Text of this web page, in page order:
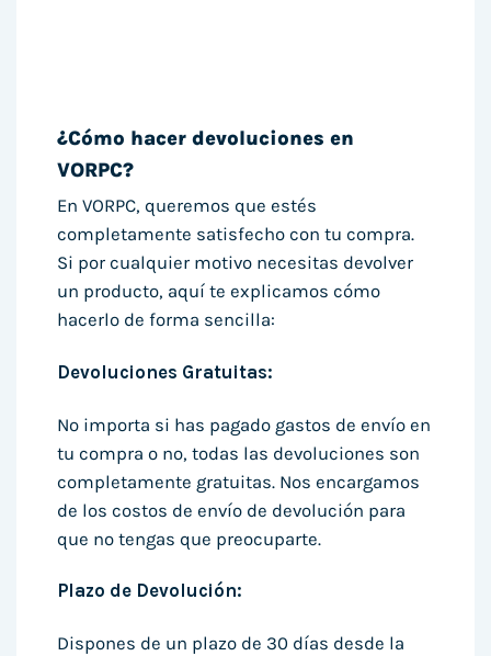
¿Cómo hacer devoluciones en
VORPC?
En VORPC, queremos que estés
completamente satisfecho con tu compra.
Si por cualquier motivo necesitas devolver
un producto, aquí te explicamos cómo
hacerlo de forma sencilla:
Devoluciones Gratuitas:
No importa si has pagado gastos de envío en
tu compra o no, todas las devoluciones son
completamente gratuitas. Nos encargamos
de los costos de envío de devolución para
que no tengas que preocuparte.
Plazo de Devolución:
Dispones de un plazo de 30 días desde la